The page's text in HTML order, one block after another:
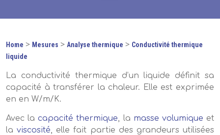
Home > Mesures > Analyse thermique > Conductivité thermique
liquide
La conductivité thermique d’un liquide définit sa
capacité à transférer la chaleur. Elle est exprimée
en en W/m/K.
Avec lacapacité thermique, la masse volumique et
laviscosité, elle fait partie des grandeurs utilisées